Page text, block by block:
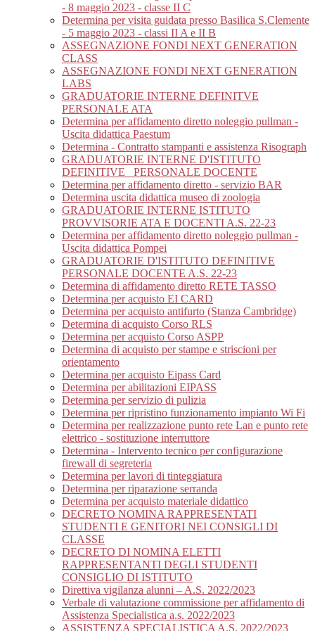
- 8 maggio 2023 - classe II C
Determina per visita guidata presso Basilica S.Clemente
- 5 maggio 2023 - classi II A e II B
ASSEGNAZIONE FONDI NEXT GENERATION
CLASS
ASSEGNAZIONE FONDI NEXT GENERATION
LABS
GRADUATORIE INTERNE DEFINITVE
PERSONALE ATA
Determina per affidamento diretto noleggio pullman -
Uscita didattica Paestum
Determina - Contratto stampanti e assistenza Risograph
GRADUATORIE INTERNE D'ISTITUTO
DEFINITIVE_ PERSONALE DOCENTE
Determina per affidamento diretto - servizio BAR
Determina uscita didattica museo di zoologia
GRADUATORIE INTERNE ISTITUTO
PROVVISORIE ATA E DOCENTI A.S. 22-23
Determina per affidamento diretto noleggio pullman -
Uscita didattica Pompei
GRADUATORIE D'ISTITUTO DEFINITIVE
PERSONALE DOCENTE A.S. 22-23
Determina di affidamento diretto RETE TASSO
Determina per acquisto EI CARD
Determina per acquisto antifurto (Stanza Cambridge)
Determina di acquisto Corso RLS
Determina per acquisto Corso ASPP
Determina di acquisto per stampe e striscioni per
orientamento
Determina per acquisto Eipass Card
Determina per abilitazioni EIPASS
Determina per servizio di pulizia
Determina per ripristino funzionamento impianto Wi Fi
Determina per realizzazione punto rete Lan e punto rete
elettrico - sostituzione interruttore
Determina - Intervento tecnico per configurazione
firewall di segreteria
Determina per lavori di tinteggiatura
Determina per riparazione serranda
Determina per acquisto materiale didattico
DECRETO NOMINA RAPPRESENTATI
STUDENTI E GENITORI NEI CONSIGLI DI
CLASSE
DECRETO DI NOMINA ELETTI
RAPPRESENTANTI DEGLI STUDENTI
CONSIGLIO DI ISTITUTO
Direttiva vigilanza alunni – A.S. 2022/2023
Verbale di valutazione commissione per affidamento di
Assistenza Specialistica a.s. 2022/2023
ASSISTENZA SPECIALISTICA A.S. 2022/2023